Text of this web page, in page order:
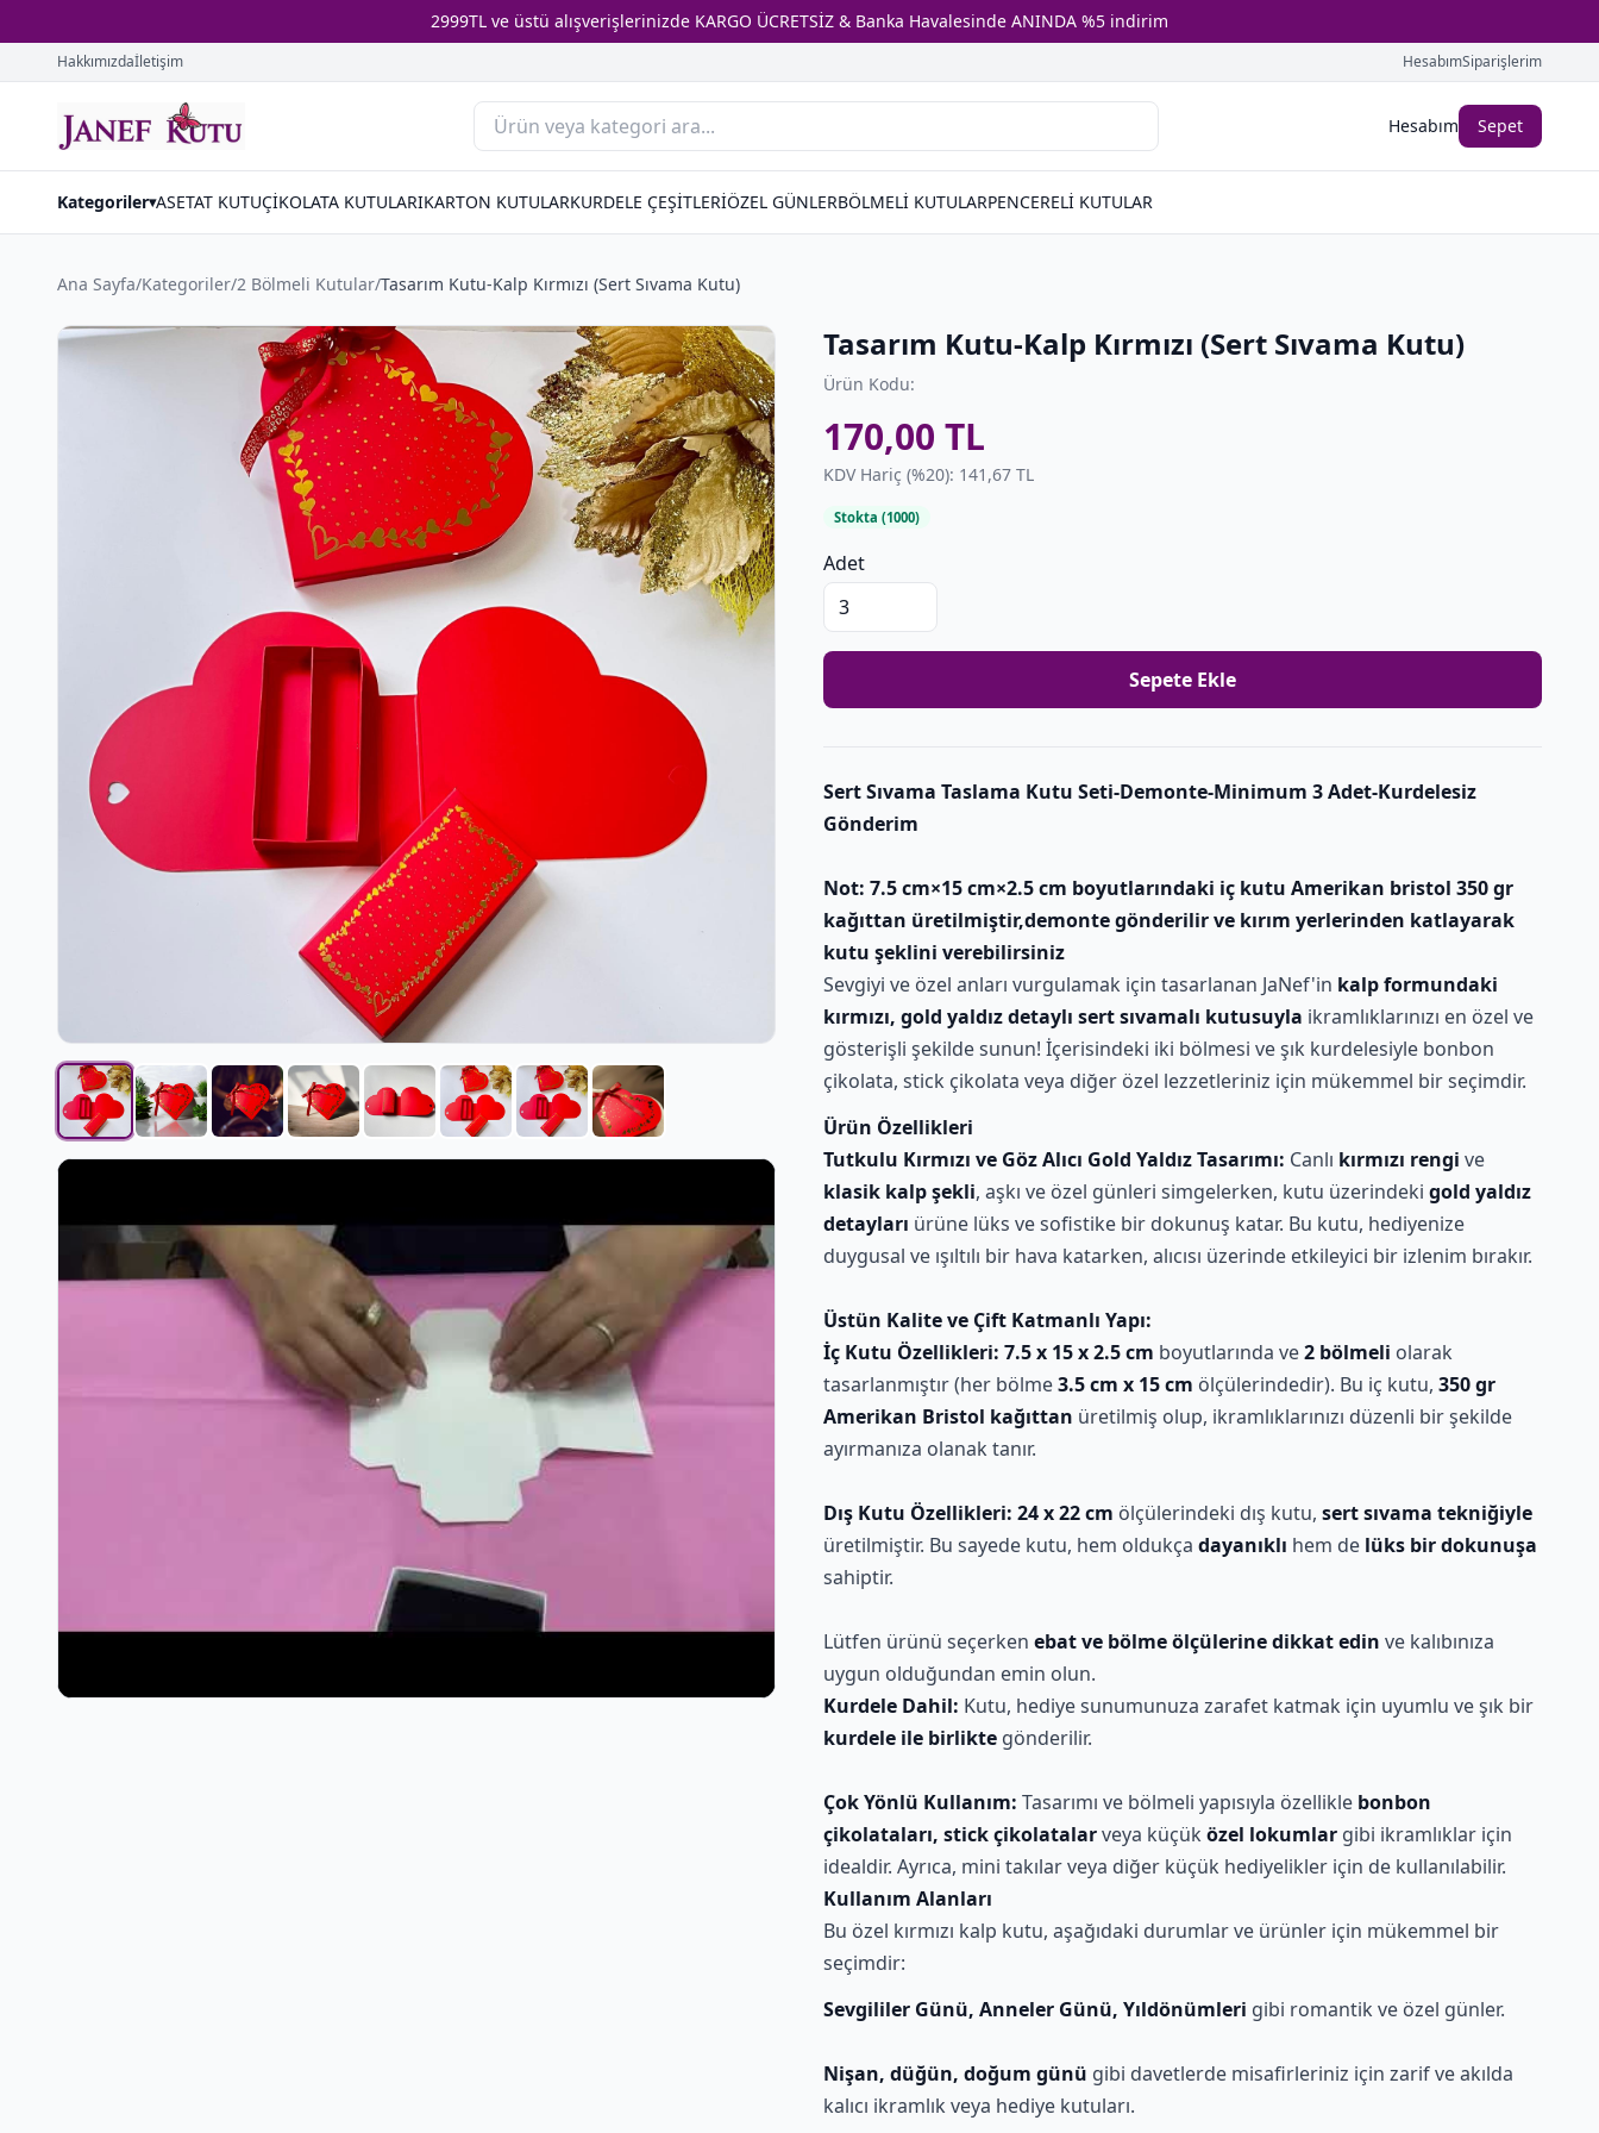
2999TL ve üstü alışverişlerinizde KARGO ÜCRETSİZ & Banka Havalesinde ANINDA %5 indirim
Hakkımızdaİletişim HesabımSiparişlerim
Hesabım Sepet
Kategoriler▾ASETAT KUTUÇİKOLATA KUTULARIKARTON KUTULARKURDELE ÇEŞİTLERİÖZEL GÜNLERBÖLMELİ KUTULARPENCERELİ KUTULAR
Ana Sayfa/Kategoriler/2 Bölmeli Kutular/Tasarım Kutu-Kalp Kırmızı (Sert Sıvama Kutu)
Tasarım Kutu-Kalp Kırmızı (Sert Sıvama Kutu)
Ürün Kodu:
170,00 TL
KDV Hariç (%20): 141,67 TL
Stokta (1000)
Adet
Sepete Ekle
Sert Sıvama Taslama Kutu Seti-Demonte-Minimum 3 Adet-Kurdelesiz
Gönderim
Not: 7.5 cm×15 cm×2.5 cm boyutlarındaki iç kutu Amerikan bristol 350 gr
kağıttan üretilmiştir,demonte gönderilir ve kırım yerlerinden katlayarak
kutu şeklini verebilirsiniz
Sevgiyi ve özel anları vurgulamak için tasarlanan JaNef'in kalp formundaki
kırmızı, gold yaldız detaylı sert sıvamalı kutusuyla ikramlıklarınızı en özel ve
gösterişli şekilde sunun! İçerisindeki iki bölmesi ve şık kurdelesiyle bonbon
çikolata, stick çikolata veya diğer özel lezzetleriniz için mükemmel bir seçimdir.
Ürün Özellikleri
Tutkulu Kırmızı ve Göz Alıcı Gold Yaldız Tasarımı: Canlı kırmızı rengi ve
klasik kalp şekli, aşkı ve özel günleri simgelerken, kutu üzerindeki gold yaldız
detayları ürüne lüks ve sofistike bir dokunuş katar. Bu kutu, hediyenize
duygusal ve ışıltılı bir hava katarken, alıcısı üzerinde etkileyici bir izlenim bırakır.
Üstün Kalite ve Çift Katmanlı Yapı:
İç Kutu Özellikleri: 7.5 x 15 x 2.5 cm boyutlarında ve2 bölmeli olarak
tasarlanmıştır (her bölme3.5 cm x 15 cm ölçülerindedir). Bu iç kutu, 350 gr
Amerikan Bristol kağıttan üretilmiş olup, ikramlıklarınızı düzenli bir şekilde
ayırmanıza olanak tanır.
Dış Kutu Özellikleri: 24 x 22 cm ölçülerindeki dış kutu, sert sıvama tekniğiyle
üretilmiştir. Bu sayede kutu, hem oldukça dayanıklı hem de lüks bir dokunuşa
sahiptir.
Lütfen ürünü seçerken ebat ve bölme ölçülerine dikkat edin ve kalıbınıza
uygun olduğundan emin olun.
Kurdele Dahil: Kutu, hediye sunumunuza zarafet katmak için uyumlu ve şık bir
kurdele ile birlikte gönderilir.
Çok Yönlü Kullanım: Tasarımı ve bölmeli yapısıyla özellikle bonbon
çikolataları, stick çikolatalarveya küçük özel lokumlar gibi ikramlıklar için
idealdir. Ayrıca, mini takılar veya diğer küçük hediyelikler için de kullanılabilir.
Kullanım Alanları
Bu özel kırmızı kalp kutu, aşağıdaki durumlar ve ürünler için mükemmel bir
seçimdir:
Sevgililer Günü, Anneler Günü, Yıldönümleri gibi romantik ve özel günler.
Nişan, düğün, doğum günü gibi davetlerde misafirleriniz için zarif ve akılda
kalıcı ikramlık veya hediye kutuları.